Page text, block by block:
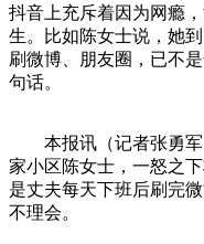
抖音上充斥着因为网瘾
生。比如陈女士说，她
刷微博、朋友圈，已不
句话。
本报讯（记者张勇军
家小区陈女士，一怒之
是丈夫每天下班后刷完
不理会。